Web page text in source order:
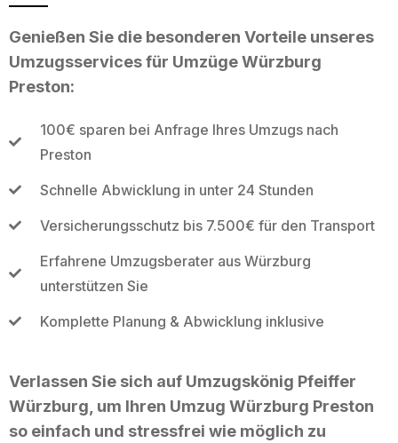
Genießen Sie die besonderen Vorteile unseres
Umzugsservices für Umzüge Würzburg
Preston:
100€ sparen bei Anfrage Ihres Umzugs nach
Preston
Schnelle Abwicklung in unter 24 Stunden
Versicherungsschutz bis 7.500€ für den Transport
Erfahrene Umzugsberater aus Würzburg
unterstützen Sie
Komplette Planung & Abwicklung inklusive
Verlassen Sie sich auf Umzugskönig Pfeiffer
Würzburg, um Ihren Umzug Würzburg Preston
so einfach und stressfrei wie möglich zu